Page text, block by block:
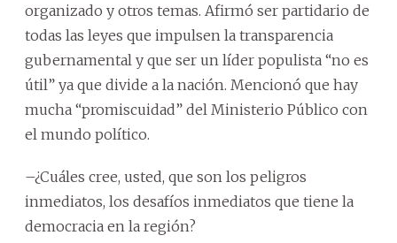
organizado y otros temas. Afirmó ser partidario de
todas las leyes que impulsen la transparencia
gubernamental y que ser un líder populista “no es
útil” ya que divide a la nación. Mencionó que hay
mucha “promiscuidad” del Ministerio Público con
el mundo político.
–¿Cuáles cree, usted, que son los peligros
inmediatos, los desafíos inmediatos que tiene la
democracia en la región?